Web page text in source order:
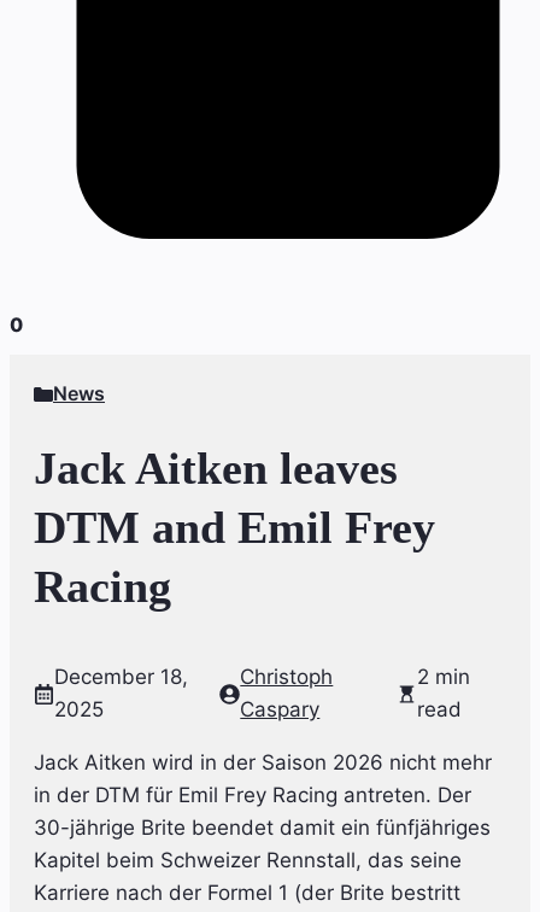
0
News
Jack Aitken leaves
DTM and Emil Frey
Racing
December 18,
2025
Christoph
Caspary
2 min
read
Jack Aitken wird in der Saison 2026 nicht mehr
in der DTM für Emil Frey Racing antreten. Der
30-jährige Brite beendet damit ein fünfjähriges
Kapitel beim Schweizer Rennstall, das seine
Karriere nach der Formel 1 (der Brite bestritt